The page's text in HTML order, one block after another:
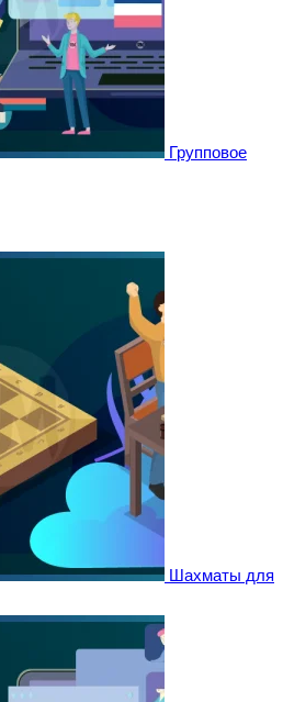
Групповое
Шахматы для